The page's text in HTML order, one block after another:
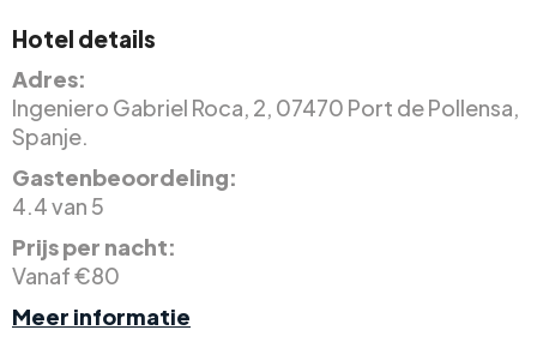
Hotel details
Adres:
Ingeniero Gabriel Roca, 2, 07470 Port de Pollensa,
Spanje.
Gastenbeoordeling:
4.4 van 5
Prijs per nacht:
Vanaf €80
Meer informatie